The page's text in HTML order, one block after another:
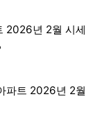
2026년 2월 시세
파트 2026년 2월